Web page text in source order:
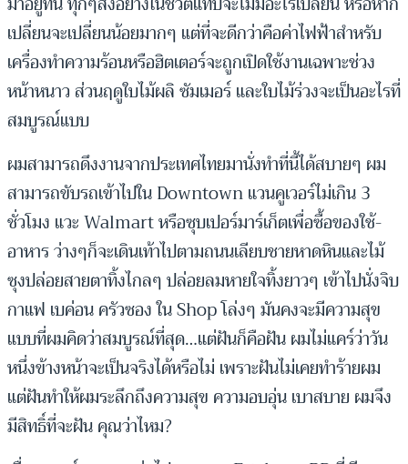
เปลี่ยนจะเปลี่ยนน้อยมากๆ แต่ที่จะดีกว่าคือค่าไฟฟ้าสำหรับ
เครื่องทำความร้อนหรือฮิตเตอร์จะถูกเปิดใช้งานเฉพาะช่วง
หน้าหนาว ส่วนฤดูใบไม้ผลิ ซัมเมอร์ และใบไม้ร่วงจะเป็นอะไรที่
สมบูรณ์แบบ
ผมสามารถดึงงานจากประเทศไทยมานั่งทำที่นี้ได้สบายๆ ผม
สามารถขับรถเข้าไปใน Downtown แวนคูเวอร์ไม่เกิน 3
ชั่วโมง แวะ Walmart หรือซุบเปอร์มาร์เก็ตเพื่อซื้อของใช้-
อาหาร ว่างๆก็จะเดินเท้าไปตามถนนเลียบชายหาดหินและไม้
ซุงปล่อยสายตาทิ้งไกลๆ ปล่อยลมหายใจทิ้งยาวๆ เข้าไปนั่งจิบ
กาแฟ เบค่อน ครัวซอง ใน Shop โล่งๆ มันคงจะมีความสุข
แบบที่ผมคิดว่าสมบูรณ์ที่สุด…แต่ฝันก็คือฝัน ผมไม่แคร์ว่าวัน
หนึ่งข้างหน้าจะเป็นจริงได้หรือไม่ เพราะฝันไม่เคยทำร้ายผม
แต่ฝันทำให้ผมระลึกถึงความสุข ความอบอุ่น เบาสบาย ผมจึง
มีสิทธิ์ที่จะฝัน คุณว่าไหม?